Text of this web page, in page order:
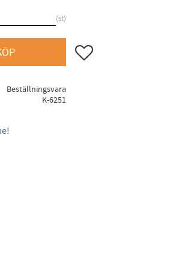
st
Lägg till i favoriter
Beställningsvara
K-6251